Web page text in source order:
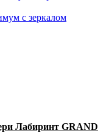
с зеркалом
Лабиринт GRAND